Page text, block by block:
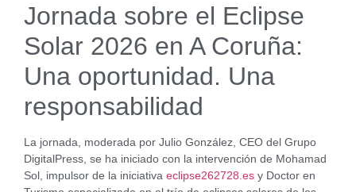
Jornada sobre el Eclipse
Solar 2026 en A Coruña:
Una oportunidad. Una
responsabilidad
La jornada, moderada por Julio González, CEO del Grupo
DigitalPress, se ha iniciado con la intervención de Mohamad
Sol, impulsor de la iniciativa eclipse262728.es y Doctor en